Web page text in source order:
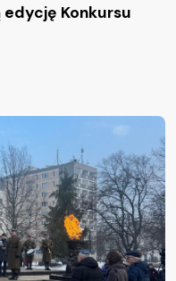
edycję Konkursu